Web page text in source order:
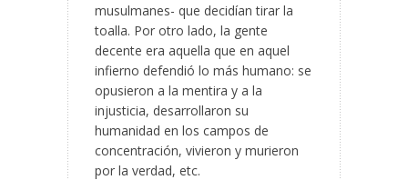
musulmanes- que decidían tirar la
toalla. Por otro lado, la gente
decente era aquella que en aquel
infierno defendió lo más humano: se
opusieron a la mentira y a la
injusticia, desarrollaron su
humanidad en los campos de
concentración, vivieron y murieron
por la verdad, etc.